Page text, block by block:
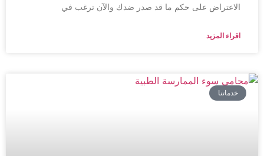
الاعتراض على حكم ما قد صدر ضدك والآن ترغب في
اقراء المزيد
خدماتنا